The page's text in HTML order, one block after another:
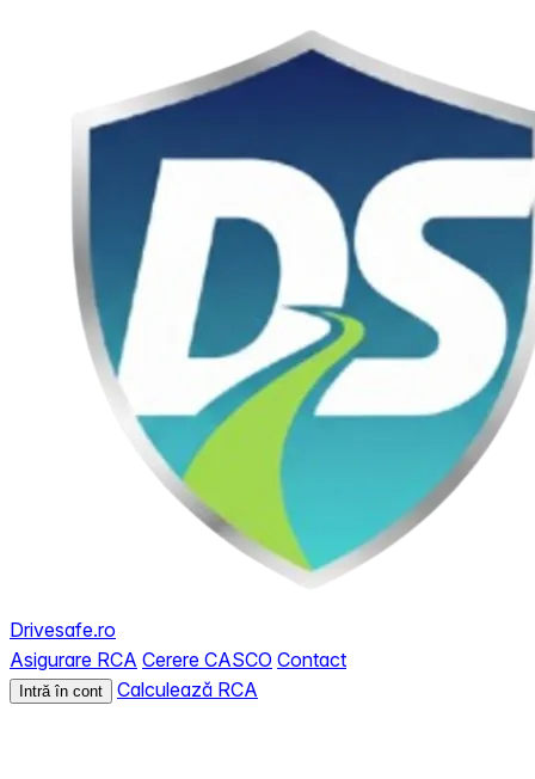
Drivesafe.ro
Asigurare RCA Cerere CASCO Contact
Intră în cont Calculează RCA